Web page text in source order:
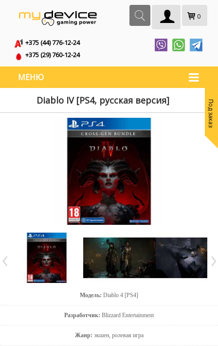
0
+375 (44) 776-12-24
+375 (29) 760-12-24
МЕНЮ
Diablo IV [PS4, русская версия]
Модель: Diablo 4 [PS4]
Разработчик: Blizzard Entertainment
Жанр: экшен, ролевая игра
Под заказ